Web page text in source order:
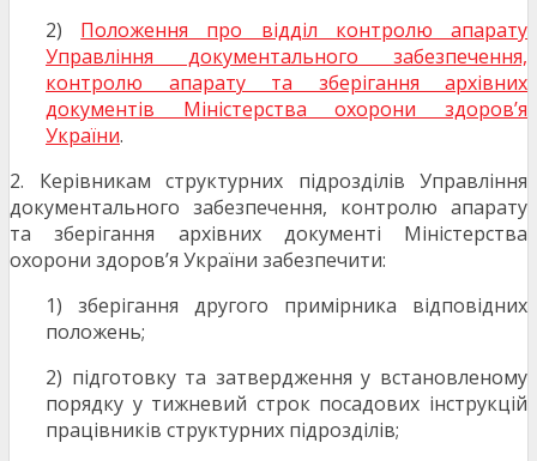
2) Положення про відділ контролю апарату
Управління документального забезпечення,
контролю апарату та зберігання архівних
документів Міністерства охорони здоров’я
України.
2. Керівникам структурних підрозділів Управління
документального забезпечення, контролю апарату
та зберігання архівних документі Міністерства
охорони здоров’я України забезпечити:
1) зберігання другого примірника відповідних
положень;
2) підготовку та затвердження у встановленому
порядку у тижневий строк посадових інструкцій
працівників структурних підрозділів;